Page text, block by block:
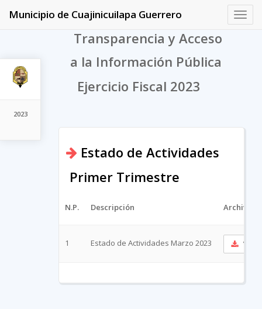
2023
Municipio de Cuajinicuilapa Guerrero
Transparencia y Acceso
a la Información Pública
Ejercicio Fiscal 2023
Estado de Actividades
Primer Trimestre
N.P. Descripción Archivo
1 Estado de Actividades Marzo 2023 Ver